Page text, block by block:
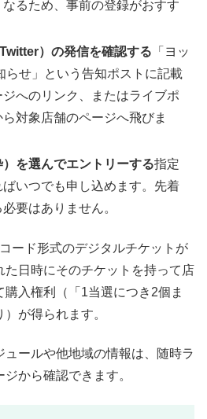
るため、事前の登録がおすす
）の発信を確認する 「ヨッ
らせ」という告知ポストに記載
へのリンク、またはライブポ
対象店舗のページへ飛びま
を選んでエントリーする指定
いつでも申し込めます。先着
要はありません。
ード形式のデジタルチケットが
た日時にそのチケットを持って店
入権利（「1当選につき2個ま
が得られます。
ールや他地域の情報は、随時ラ
から確認できます。